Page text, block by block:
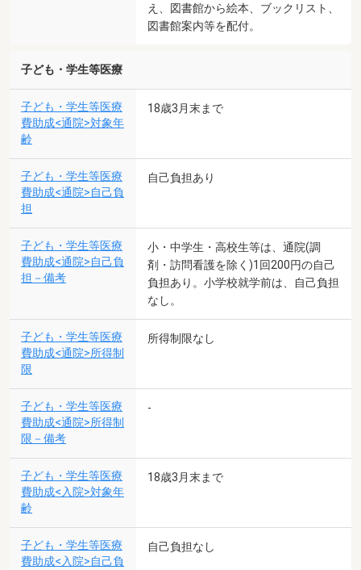
え、図書館から絵本、ブックリスト、
図書館案内等を配付。
子ども・学生等医療
子ども・学生等医療
費助成<通院>対象年
齢
18歳3月末まで
子ども・学生等医療
費助成<通院>自己負
担
自己負担あり
子ども・学生等医療
費助成<通院>自己負
担－備考
小・中学生・高校生等は、通院(調
剤・訪問看護を除く)1回200円の自己
負担あり。小学校就学前は、自己負担
なし。
子ども・学生等医療
費助成<通院>所得制
限
所得制限なし
子ども・学生等医療
費助成<通院>所得制
限－備考
-
子ども・学生等医療
費助成<入院>対象年
齢
18歳3月末まで
子ども・学生等医療
費助成<入院>自己負
自己負担なし